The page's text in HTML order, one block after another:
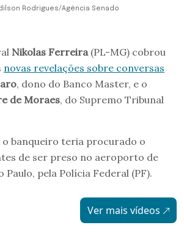
Rodrigues/Agência Senado
Nikolas Ferreira (PL-MG) cobrou
novas revelações sobre conversas
, dono do Banco Master, e o
de Moraes, do Supremo Tribunal
o banqueiro teria procurado o
de ser preso no aeroporto de
Paulo, pela Polícia Federal (PF).
Ver mais vídeos